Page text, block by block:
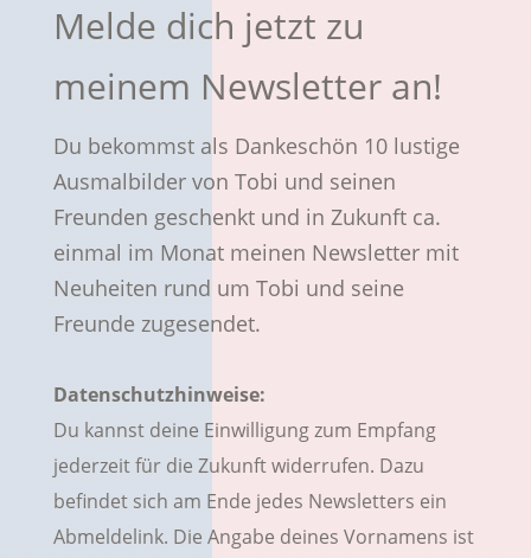
Melde dich jetzt zu
meinem Newsletter an!
Du bekommst als Dankeschön 10 lustige
Ausmalbilder von Tobi und seinen
Freunden geschenkt und in Zukunft ca.
einmal im Monat meinen Newsletter mit
Neuheiten rund um Tobi und seine
Freunde zugesendet.
Datenschutzhinweise:
Du kannst deine Einwilligung zum Empfang
jederzeit für die Zukunft widerrufen. Dazu
befindet sich am Ende jedes Newsletters ein
Abmeldelink. Die Angabe deines Vornamens ist